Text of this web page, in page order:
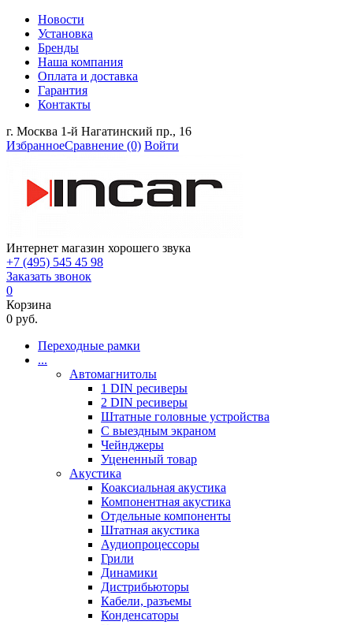
Новости
Установка
Бренды
Наша компания
Оплата и доставка
Гарантия
Контакты
г. Москва 1-й Нагатинский пр., 16
ИзбранноеСравнение (0) Войти
Интернет магазин хорошего звука
+7 (495) 545 45 98
Заказать звонок
0
Корзина
0 руб.
Переходные рамки
...
Автомагнитолы
1 DIN ресиверы
2 DIN ресиверы
Штатные головные устройства
С выездным экраном
Чейнджеры
Уцененный товар
Акустика
Коаксиальная акустика
Компонентная акустика
Отдельные компоненты
Штатная акустика
Аудиопроцессоры
Грили
Динамики
Дистрибьюторы
Кабели, разъемы
Конденсаторы